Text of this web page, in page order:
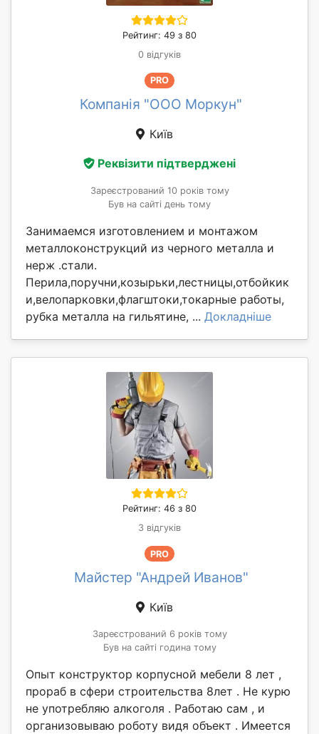
Рейтинг: 49 з 80
0 відгуків
PRO
Компанія "ООО Моркун"
Київ
Реквізити підтверджені
Зареєстрований 10 років тому
Був на сайті день тому
Занимаемся изготовлением и монтажом
металлоконструкций из черного металла и
нерж .стали.
Перила,поручни,козырьки,лестницы,отбойкик
и,велопарковки,флагштоки,токарные работы,
рубка металла на гильятине, ... Докладніше
Рейтинг: 46 з 80
3 відгуків
PRO
Майстер "Андрей Иванов"
Київ
Зареєстрований 6 років тому
Був на сайті година тому
Опыт конструктор корпусной мебели 8 лет ,
прораб в сфери строительства 8лет . Не курю
не употребляю алкоголя . Работаю сам , и
организовываю роботу видя объект . Имеется